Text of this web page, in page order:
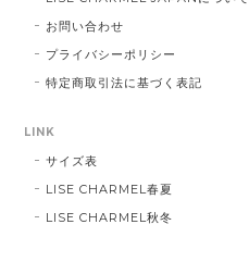
お問い合わせ
プライバシーポリシー
特定商取引法に基づく表記
LINK
サイズ表
LISE CHARMEL春夏
LISE CHARMEL秋冬